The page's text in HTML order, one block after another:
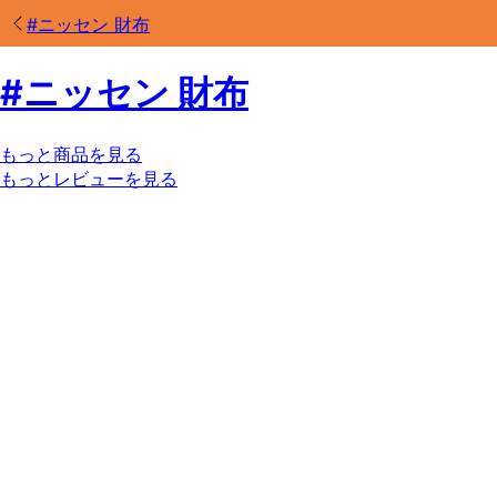
#ニッセン 財布
#ニッセン 財布
もっと商品を見る
もっとレビューを見る